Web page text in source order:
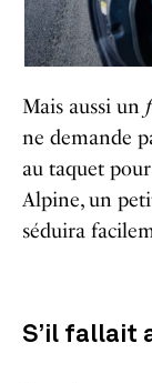
Mais aussi un
ne demande
au taquet
Alpine, un
séduira
S’il fallait